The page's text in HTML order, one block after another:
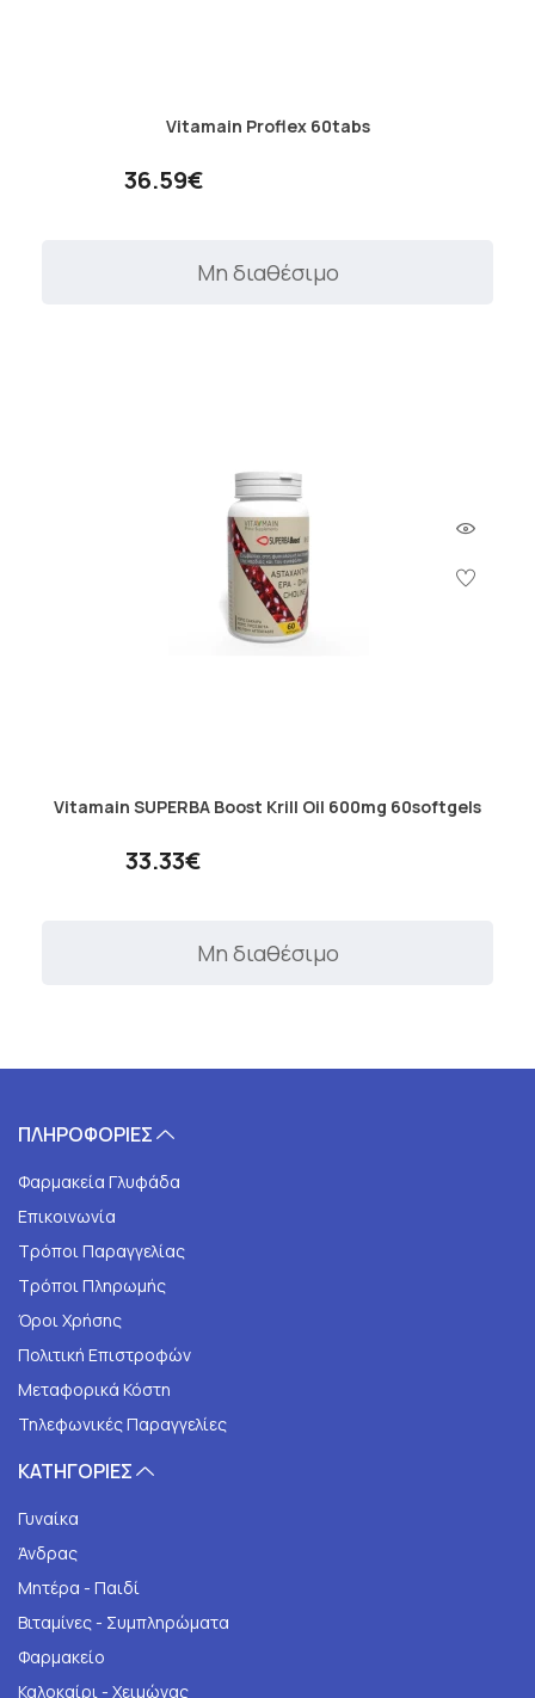
Vitamain Proflex 60tabs
36.59€
Μη διαθέσιμο
Vitamain SUPERBA Boost Krill Oil 600mg 60softgels
33.33€
Μη διαθέσιμο
ΠΛΗΡΟΦΟΡΙΕΣ
Φαρμακεία Γλυφάδα
Επικοινωνία
Τρόποι Παραγγελίας
Τρόποι Πληρωμής
Όροι Χρήσης
Πολιτική Επιστροφών
Μεταφορικά Κόστη
Τηλεφωνικές Παραγγελίες
ΚΑΤΗΓΟΡΙΕΣ
Γυναίκα
Άνδρας
Μητέρα - Παιδί
Βιταμίνες - Συμπληρώματα
Φαρμακείο
Καλοκαίρι - Χειμώνας